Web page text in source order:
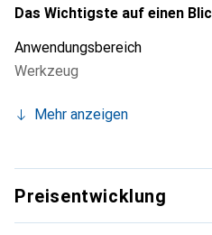
handlich und leicht zu
Haushalt macht.
Das Wichtigste auf einen
Anwendungsbereich
Werkzeug
Mehr anzeigen
Preisentwicklung